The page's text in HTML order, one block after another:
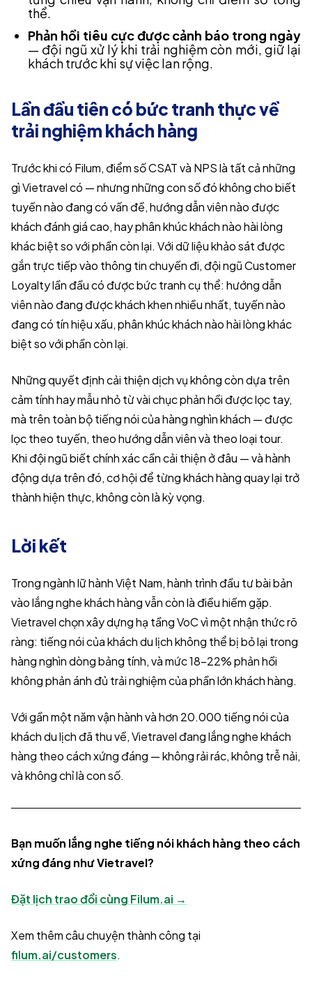
thể.
Phản hồi tiêu cực được cảnh báo trong ngày
— đội ngũ xử lý khi trải nghiệm còn mới, giữ lại
khách trước khi sự việc lan rộng.
Lần đầu tiên có bức tranh thực về
trải nghiệm khách hàng
Trước khi có Filum, điểm số CSAT và NPS là tất cả những
gì Vietravel có — nhưng những con số đó không cho biết
tuyến nào đang có vấn đề, hướng dẫn viên nào được
khách đánh giá cao, hay phân khúc khách nào hài lòng
khác biệt so với phần còn lại. Với dữ liệu khảo sát được
gắn trực tiếp vào thông tin chuyến đi, đội ngũ Customer
Loyalty lần đầu có được bức tranh cụ thể: hướng dẫn
viên nào đang được khách khen nhiều nhất, tuyến nào
đang có tín hiệu xấu, phân khúc khách nào hài lòng khác
biệt so với phần còn lại.
Những quyết định cải thiện dịch vụ không còn dựa trên
cảm tính hay mẫu nhỏ từ vài chục phản hồi được lọc tay,
mà trên toàn bộ tiếng nói của hàng nghìn khách — được
lọc theo tuyến, theo hướng dẫn viên và theo loại tour.
Khi đội ngũ biết chính xác cần cải thiện ở đâu — và hành
động dựa trên đó, cơ hội để từng khách hàng quay lại trở
thành hiện thực, không còn là kỳ vọng.
Lời kết
Trong ngành lữ hành Việt Nam, hành trình đầu tư bài bản
vào lắng nghe khách hàng vẫn còn là điều hiếm gặp.
Vietravel chọn xây dựng hạ tầng VoC vì một nhận thức rõ
ràng: tiếng nói của khách du lịch không thể bị bỏ lại trong
hàng nghìn dòng bảng tính, và mức 18–22% phản hồi
không phản ánh đủ trải nghiệm của phần lớn khách hàng.
Với gần một năm vận hành và hơn 20.000 tiếng nói của
khách du lịch đã thu về, Vietravel đang lắng nghe khách
hàng theo cách xứng đáng — không rải rác, không trễ nải,
và không chỉ là con số.
Bạn muốn lắng nghe tiếng nói khách hàng theo cách
xứng đáng như Vietravel?
Đặt lịch trao đổi cùng Filum.ai →
Xem thêm câu chuyện thành công tại
filum.ai/customers.